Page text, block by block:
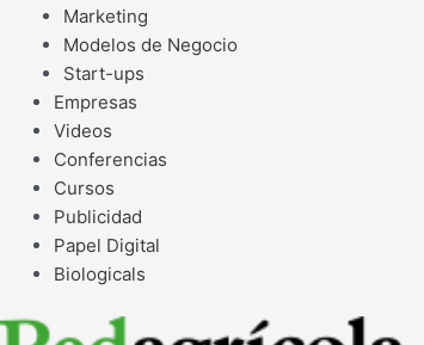
Marketing
Modelos de Negocio
Start-ups
Empresas
Videos
Conferencias
Cursos
Publicidad
Papel Digital
Biologicals